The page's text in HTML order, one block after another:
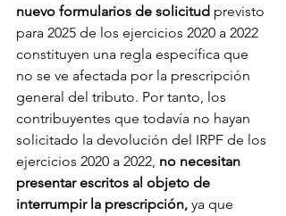
nuevo formularios de solicitud previsto
para 2025 de los ejercicios 2020 a 2022
constituyen una regla específica que
no se ve afectada por la prescripción
general del tributo. Por tanto, los
contribuyentes que todavía no hayan
solicitado la devolución del IRPF de los
ejercicios 2020 a 2022, no necesitan
presentar escritos al objeto de
interrumpir la prescripción, ya que